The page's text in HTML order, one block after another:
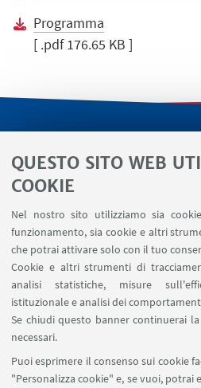
QUESTO SITO WEB
COOKIE
Nel nostro sito utilizziamo sia
funzionamento, sia cookie e altri
che potrai attivare solo con il tuo
Cookie e altri strumenti di
analisi statistiche, misure
istituzionale e analisi dei
Se chiudi questo banner continuerai
necessari.
Puoi esprimere il consenso sui cookie
"Personalizza cookie" e, se vuoi, potrai
Programma
[ .pdf 176.65 KB ]
Segnala un
SEGUI IL
SEGUI